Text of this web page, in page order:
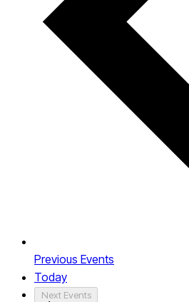
Previous Events
Today
Next Events